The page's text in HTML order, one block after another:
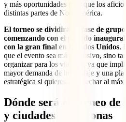
y más oportunidades para que los
distintas partes de Norteamérica.
El torneo se dividirá en fase de
comenzando con el partido
con la gran final en Estados Unidos.
que el evento sea más inclusivo, sino
organizar para los viajeros, ya que
mayor demanda de hospedaje y una
estratégica si quieres aprovechar al
Dónde será el torneo de
y ciudades anfitrionas